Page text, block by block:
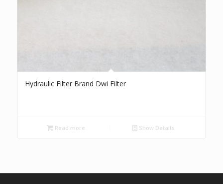
Hydraulic Filter Brand Dwi Filter
Read more Show Details